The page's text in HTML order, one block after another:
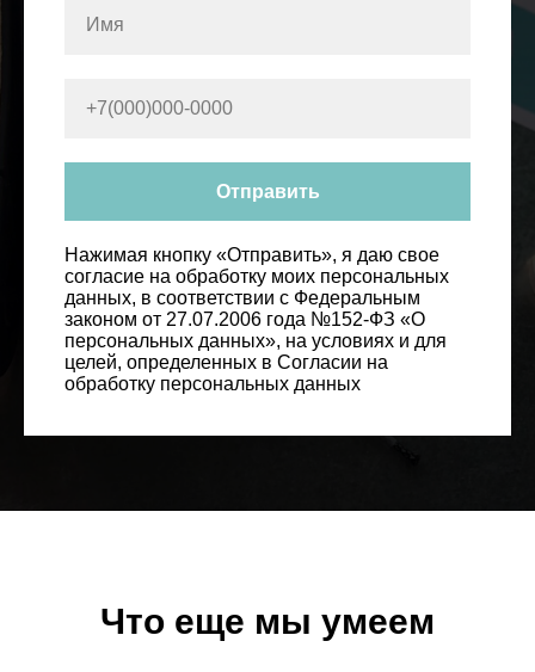
Отправить
Нажимая кнопку «Отправить», я даю свое
согласие на обработку моих персональных
данных, в соответствии с Федеральным
законом от 27.07.2006 года №152-ФЗ «О
персональных данных», на условиях и для
целей, определенных в Согласии на
обработку персональных данных
Что еще мы умеем